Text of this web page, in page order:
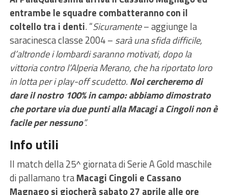
entrambe le squadre combatteranno con il
coltello tra i denti. “Sicuramente– aggiunge la
saracinesca classe 2004 – sarà una sfida difficile,
d’altronde i lombardi saranno motivati, dopo la
vittoria contro l’Alperia Merano, che ha riportato loro
in lotta per i play-off scudetto. Noi cercheremo di
dare il nostro 100% in campo: abbiamo dimostrato
che portare via due punti alla Macagi a Cingoli non è
facile per nessuno”.
Info utili
Il match della 25^ giornata di Serie A Gold maschile
di pallamano traMacagi Cingoli e Cassano
Magnago si giocherà sabato 27 aprile alle ore